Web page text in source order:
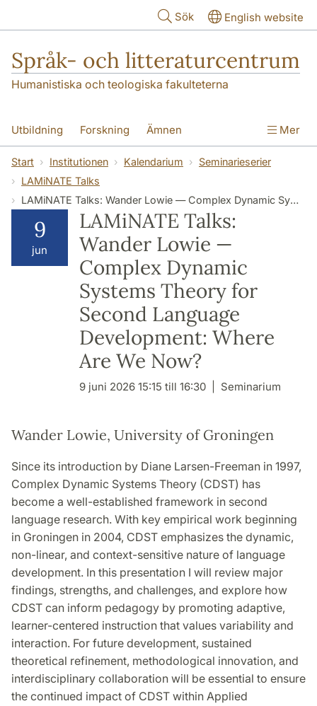
Sök English website
Språk- och litteraturcentrum
Humanistiska och teologiska fakulteterna
Utbildning Forskning Ämnen
SOL-husen Kontakt Institutionen
Mer
Start Institutionen Kalendarium
Seminarieserier
LAMiNATE Talks
LAMiNATE Talks: Wander Lowie — Complex Dynamic Systems Theory for Second Language Development: Where Are We Now?
9
jun
LAMiNATE Talks:
Wander Lowie —
Complex Dynamic
Systems Theory for
Second Language
Development: Where
Are We Now?
9 juni 2026 15:15 till 16:30 Seminarium
Wander Lowie, University of Groningen
Since its introduction by Diane Larsen-Freeman in 1997,
Complex Dynamic Systems Theory (CDST) has
become a well-established framework in second
language research. With key empirical work beginning
in Groningen in 2004, CDST emphasizes the dynamic,
non-linear, and context-sensitive nature of language
development. In this presentation I will review major
findings, strengths, and challenges, and explore how
CDST can inform pedagogy by promoting adaptive,
learner-centered instruction that values variability and
interaction. For future development, sustained
theoretical refinement, methodological innovation, and
interdisciplinary collaboration will be essential to ensure
the continued impact of CDST within Applied